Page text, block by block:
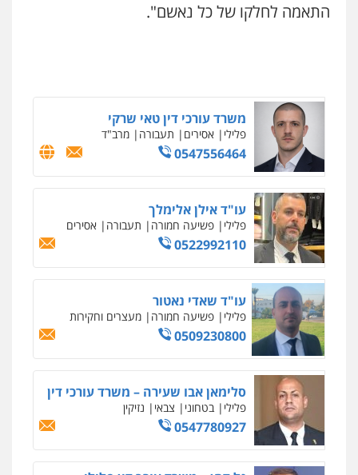
ויקי שמואל – משרד עו"ד
משפט פלילי
0545437431
עו"ד תומר בנישתי
פלילי מעצרים וחקירות
חמורה
0546657865
עו"ד שגיא אקו
פלילי מעצרים וחקירות
עורכי דין לענייני אסירים
0525279829
אלי אונגר משרד עו"ד
פלילי פשיעה חמורה מעצרים מנהלי רישוי
עסקים
0507302623
לוי מלאך דדון – משרד עו"ד
התאמה לחלקו של כל נאשם".
עו"ד ירון גיגי
משרד עורכי דין טאי שרקי
פלילי אסירים תעבורה מרב"ד
0547556464
עו"ד אילן אלימלך
פלילי פשיעה חמורה תעבורה אסירים
0522992110
עו"ד שאדי נאטור
פלילי פשיעה חמורה מעצרים וחקירות
0509230800
סלימאן אבו שעירה – משרד עורכי דין
פלילי בטחוני צבאי נזיקין
0547780927